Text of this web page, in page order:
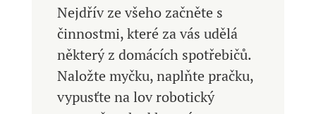
Nejdřív ze všeho začněte s
činnostmi, které za vás udělá
některý z domácích spotřebičů.
Naložte myčku, naplňte pračku,
vypusťte na lov robotický